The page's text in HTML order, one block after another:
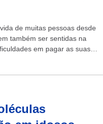
de muitas pessoas desde
também ser sentidas na
em pagar as suas